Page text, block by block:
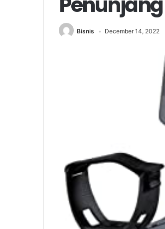
Bisnis December 14, 2022